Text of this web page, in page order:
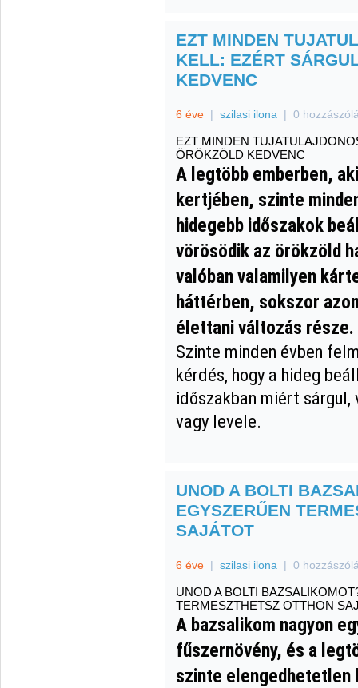
EZT MINDEN
KELL: EZÉRT
KEDVENC
6 éve | szilasi ilona | 0
EZT MINDEN
ÖRÖKZÖLD KEDVENC
A legtöbb emberben,
kertjében, szinte
hidegebb időszakok
vörösödik az örökzöld
valóban valamilyen
háttérben, sokszor
élettani változás része.
Szinte minden évben
kérdés, hogy a hideg
időszakban miért
vagy levele.
UNOD A BOLTI
EGYSZERŰEN
SAJÁTOT
6 éve | szilasi ilona | 0
UNOD A BOLTI
TERMESZTHETSZ OTTHON
A bazsalikom nagyon
fűszernövény, és a
szinte